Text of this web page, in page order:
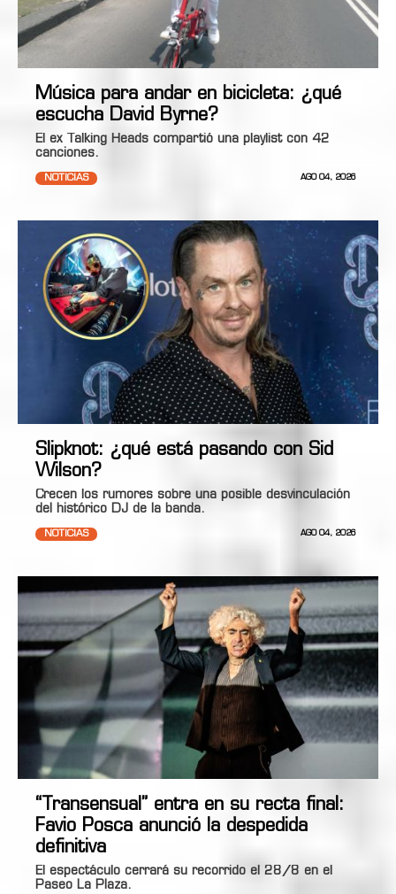
Música para andar en bicicleta: ¿qué
escucha David Byrne?
El ex Talking Heads compartió una playlist con 42
canciones.
NOTICIAS AGO 04, 2026
Slipknot: ¿qué está pasando con Sid
Wilson?
Crecen los rumores sobre una posible desvinculación
del histórico DJ de la banda.
NOTICIAS AGO 04, 2026
“Transensual” entra en su recta final:
Favio Posca anunció la despedida
definitiva
El espectáculo cerrará su recorrido el 28/8 en el
Paseo La Plaza.